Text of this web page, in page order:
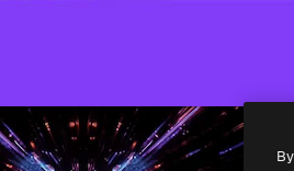
2010-2026Freepik Company S.L.U.Todos os